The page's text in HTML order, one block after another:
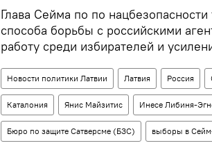
Глава Сейма по по
способа борьбы с российскими
работу среди избирателей и
Новости политики Латвии Латвия Россия
Каталония Янис Майзитис Инесе Либиня-
Бюро по защите Сатверсме (БЗС) выборы в